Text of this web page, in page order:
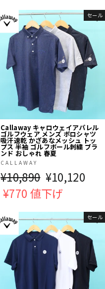
セール
Callaway キャロウェイアパレル
ゴルフウェア メンズ ポロシャツ
吸汗速乾 かざあなメッシュ トッ
プス 半袖 ゴルフボール刺繍 ブラ
ンド おしゃれ 春夏
CALLAWAY
通
常
格
¥10,890 販
売
価
格
¥10,120
¥770 値下げ
セール